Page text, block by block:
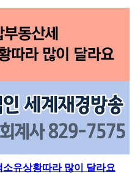
유상황따라 많이 달라요